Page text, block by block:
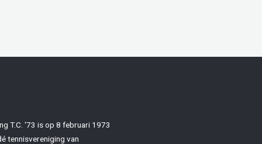
T.C. '73 is op 8 februari 1973
tennisvereniging van